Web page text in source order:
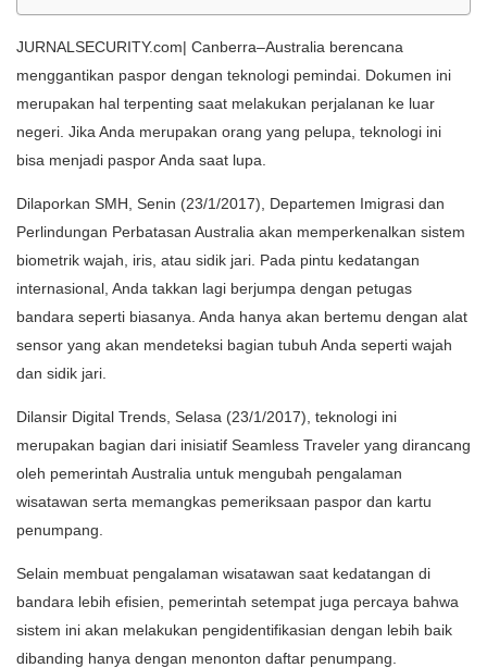
JURNALSECURITY.com| Canberra–Australia berencana
menggantikan paspor dengan teknologi pemindai. Dokumen ini
merupakan hal terpenting saat melakukan perjalanan ke luar
negeri. Jika Anda merupakan orang yang pelupa, teknologi ini
bisa menjadi paspor Anda saat lupa.
Dilaporkan SMH, Senin (23/1/2017), Departemen Imigrasi dan
Perlindungan Perbatasan Australia akan memperkenalkan sistem
biometrik wajah, iris, atau sidik jari. Pada pintu kedatangan
internasional, Anda takkan lagi berjumpa dengan petugas
bandara seperti biasanya. Anda hanya akan bertemu dengan alat
sensor yang akan mendeteksi bagian tubuh Anda seperti wajah
dan sidik jari.
Dilansir Digital Trends, Selasa (23/1/2017), teknologi ini
merupakan bagian dari inisiatif Seamless Traveler yang dirancang
oleh pemerintah Australia untuk mengubah pengalaman
wisatawan serta memangkas pemeriksaan paspor dan kartu
penumpang.
Selain membuat pengalaman wisatawan saat kedatangan di
bandara lebih efisien, pemerintah setempat juga percaya bahwa
sistem ini akan melakukan pengidentifikasian dengan lebih baik
dibanding hanya dengan menonton daftar penumpang.